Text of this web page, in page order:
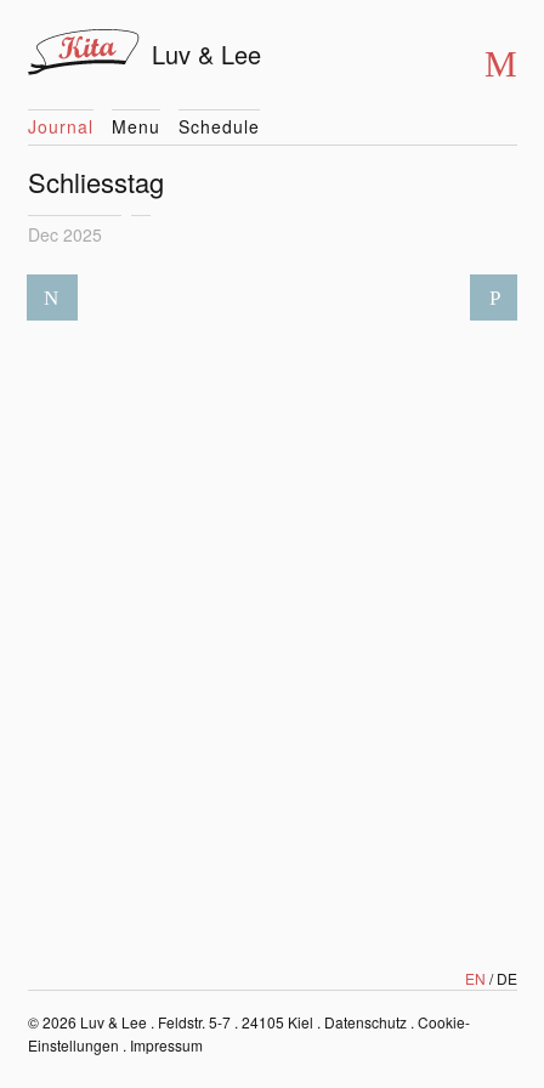
Luv & Lee
Journal Menu Schedule
Schliesstag
Dec 2025
N P
EN DE
© 2026 Luv & Lee . Feldstr. 5-7 . 24105 Kiel . Datenschutz. Cookie-
Einstellungen . Impressum